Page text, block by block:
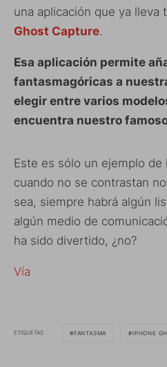
una aplicación que ya lleva
Ghost Capture.
Esa aplicación permite
fantasmagóricas a
elegir entre varios
encuentra nuestro
Este es sólo un ejemplo de
cuando no se contrastan
sea, siempre habrá algún
algún medio de
ha sido divertido, ¿no?
Vía
ETIQUETAS FANTASMA IPHONE